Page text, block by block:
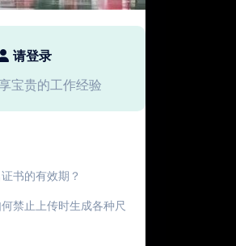
请登录
宝贵的工作经验
书的有效期？
禁止上传时生成各种尺